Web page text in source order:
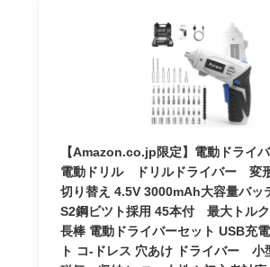
【Amazon.co.jp限定】電動ドライ
電動ドリル ドリルドライバー 変
切り替え 4.5V 3000mAh大容量バッ
S2鋼ビツト採用 45本付 最大トル
長棒 電動ドライバーセット USB充
ト コ-ドレス 穴あけ ドライバー